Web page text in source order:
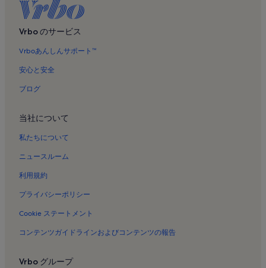
ダイヤモンドヘッドのバケーションレンタル
タル
ハワイ カイのバケーションレンタル
アロハ サーフのバケーションレンタル
マッカリー - モイリイリのバケーションレンタル
デューク カハナモク像のバケーションレンタル
アロハタワーのバケーションレンタル
エクストリーム・パラセイルのバケーションレンタル
フォー・パドルのバケーションレンタル
ワイキキ・ラナイスのバケーションレンタル
グランド ワイキキアン バイ ヒルトン グランド バケーションズのバ
セント オーガスティン バイ ザ シー カトリック教会のバケーション
Vrbo のサービス
Vrboあんしんサポート™
安心と安全
ブログ
当社について
私たちについて
ニュースルーム
利用規約
プライバシーポリシー
Cookie ステートメント
コンテンツガイドラインおよびコンテンツの報告
Vrbo グループ